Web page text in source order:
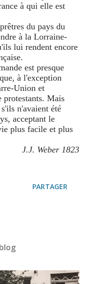
à qui elle est
du pays du
à la Lorraine-
lui rendent encore
est presque
à l'exception
Union et
protestants. Mais
n'avaient été
acceptant le
plus facile et plus
J.J. Weber 1823
PARTAGER